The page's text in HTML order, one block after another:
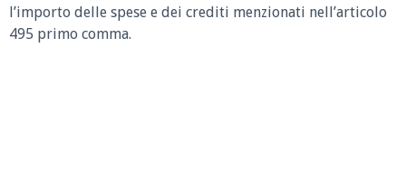
l’importo delle spese e dei crediti menzionati nell’articolo
495 primo comma.